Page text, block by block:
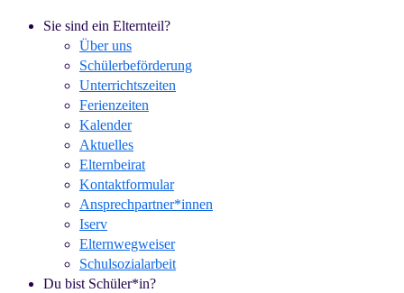
Sie sind ein Elternteil?
Über uns
Schülerbeförderung
Unterrichtszeiten
Ferienzeiten
Kalender
Aktuelles
Elternbeirat
Kontaktformular
Ansprechpartner*innen
Iserv
Elternwegweiser
Schulsozialarbeit
Du bist Schüler*in?